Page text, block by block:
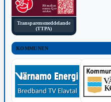
Transparensmeddelande
(TTPA)
KOMMUNEN